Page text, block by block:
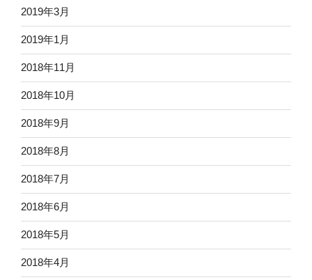
2019年3月
2019年1月
2018年11月
2018年10月
2018年9月
2018年8月
2018年7月
2018年6月
2018年5月
2018年4月